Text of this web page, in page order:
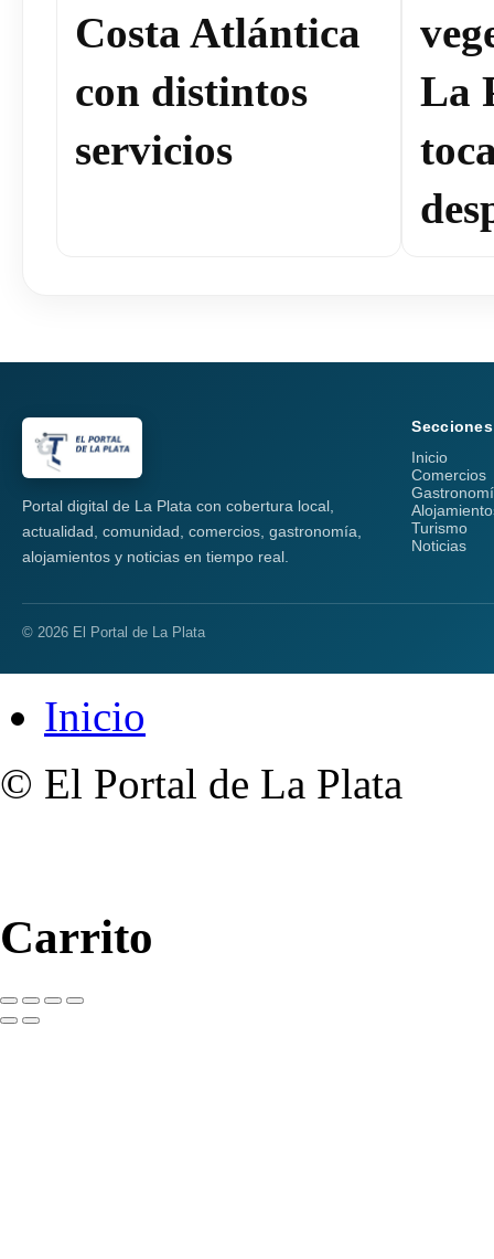
Costa Atlántica
con distintos
servicios
La
Portal digital de La Plata con cobertura local,
actualidad, comunidad, comercios, gastronomía,
alojamientos y noticias en tiempo real.
Secciones
Inicio
Comercios
Turismo
Noticias
© 2026 El Portal de La Plata
Inicio
© El Portal de La Plata
Carrito